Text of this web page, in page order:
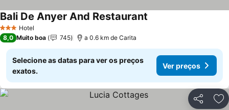
3 EstrelasHotel
Bali De Anyer And Restaurant
8,0 Muito boa 745 a 0.6 km de Carita
Selecione as datas para ver os preços
exatos.
Ver preços
Partilhar